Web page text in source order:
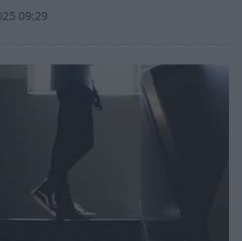
09:29